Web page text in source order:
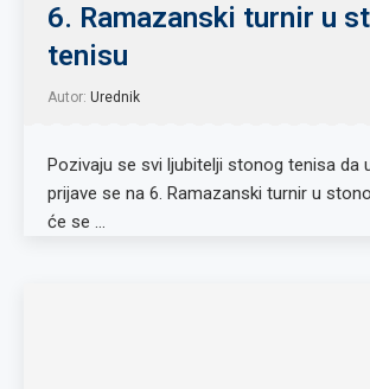
6. Ramazanski turnir u
tenisu
Autor: Urednik
Pozivaju se svi ljubitelji stonog tenisa da
prijave se na 6. Ramazanski turnir u
će se …